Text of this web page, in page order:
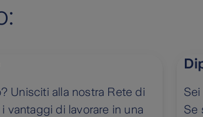
Unisciti alla nostra Rete di
vantaggi di lavorare in una
Se